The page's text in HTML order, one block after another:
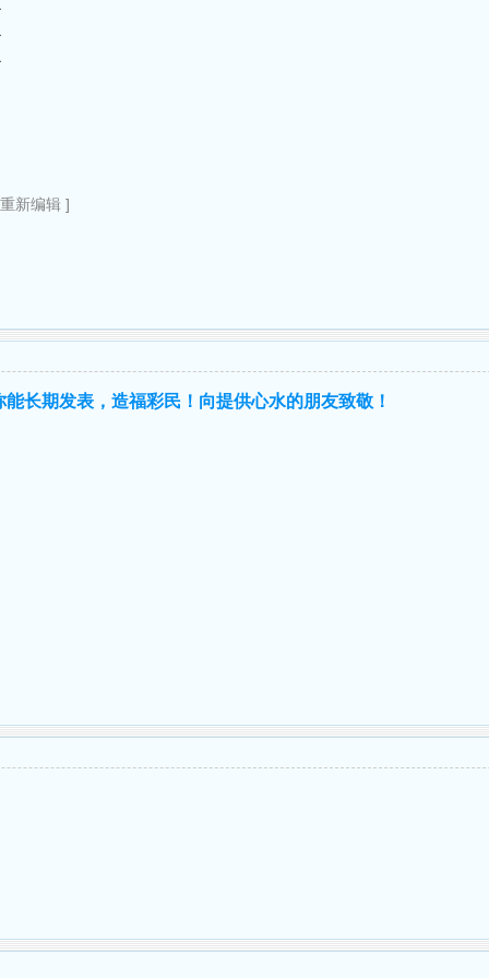
新编辑 ]
长期发表，造福彩民！向提供心水的朋友致敬！